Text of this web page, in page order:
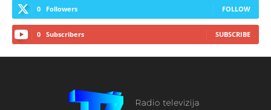
0 Followers FOLLOW
0 Subscribers SUBSCRIBE